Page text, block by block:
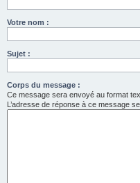
Votre nom :
Sujet :
Corps du message :
Ce message sera envoyé au format
L’adresse de réponse à ce message